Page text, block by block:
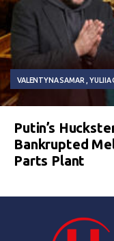
VALENTYNA SAMAR YULIIA
Putin’s
Bankrupted
Parts Plant